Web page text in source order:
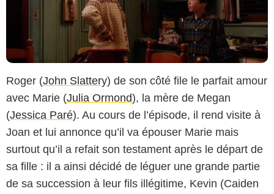
Roger (John Slattery) de son côté file le parfait amour
avec Marie (Julia Ormond), la mère de Megan
(Jessica Paré). Au cours de l’épisode, il rend visite à
Joan et lui annonce qu’il va épouser Marie mais
surtout qu’il a refait son testament après le départ de
sa fille : il a ainsi décidé de léguer une grande partie
de sa succession à leur fils illégitime, Kevin (Caiden